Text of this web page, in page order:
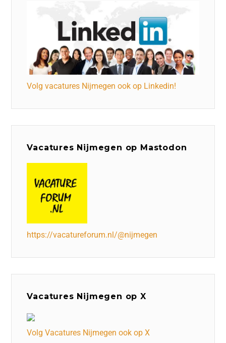
Volg vacatures Nijmegen ook op Linkedin!
Vacatures Nijmegen op Mastodon
https://vacatureforum.nl/@nijmegen
Vacatures Nijmegen op X
Volg Vacatures Nijmegen ook op X